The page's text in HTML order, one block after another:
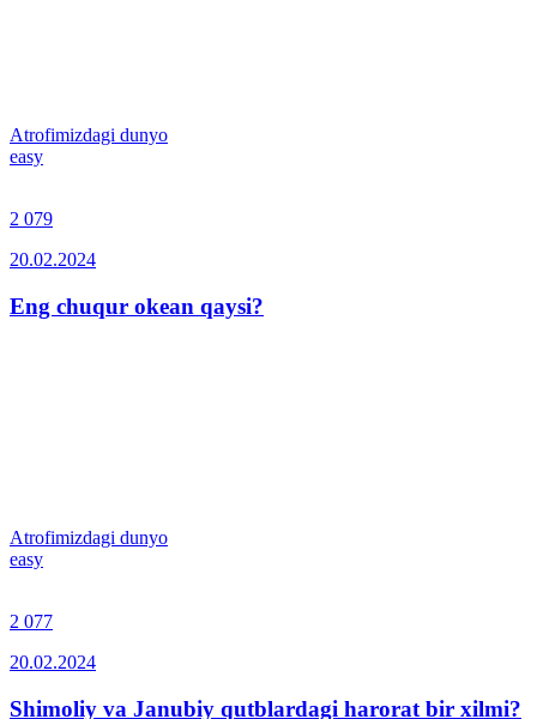
Atrofimizdagi dunyo
easy
2 079
20.02.2024
Eng chuqur okean qaysi?
Atrofimizdagi dunyo
easy
2 077
20.02.2024
Shimoliy va Janubiy qutblardagi harorat bir xilmi?